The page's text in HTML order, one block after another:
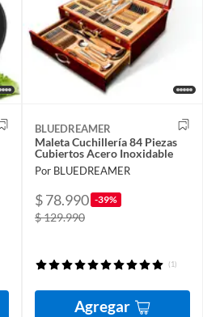
BLUEDREAMER
Maleta Cuchillería 84 Piezas
Cubiertos Acero Inoxidable
Por BLUEDREAMER
$ 78.990 -39%
$ 129.990
(1)
Agregar